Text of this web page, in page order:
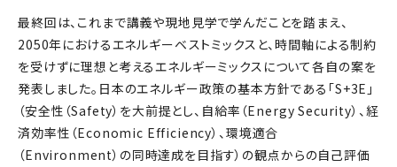
最終回は、これまで講義や現地見学で学んだことを踏まえ、
2050年におけるエネルギーベストミックスと、時間軸による制約
を受けずに理想と考えるエネルギーミックスについて各自の案を
発表しました。日本のエネルギー政策の基本方針である「S+3E」
（安全性（Safety）を大前提とし、自給率（Energy Security）、経
済効率性（Economic Efficiency）、環境適合
（Environment）の同時達成を目指す）の観点からの自己評価